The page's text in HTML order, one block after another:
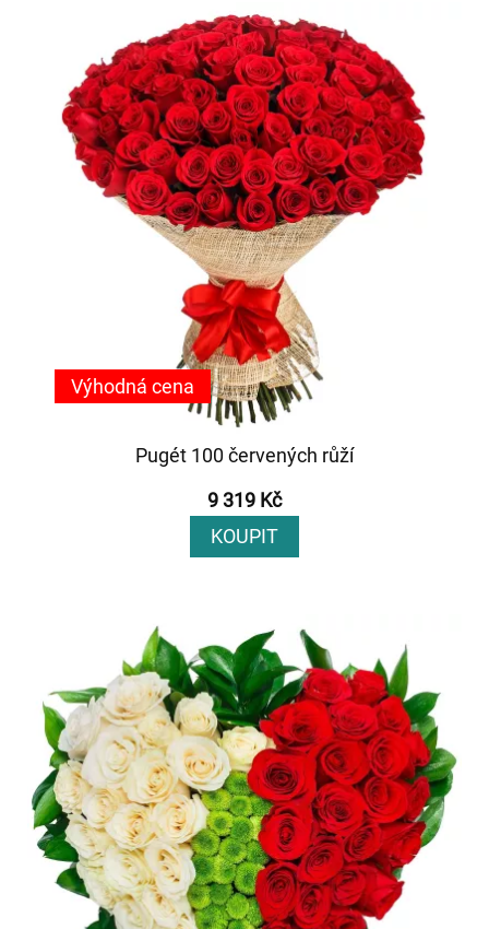
Pugét 100 červených růží
9 319 Kč
KOUPIT
Výhodná cena